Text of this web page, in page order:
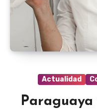
Actualidad